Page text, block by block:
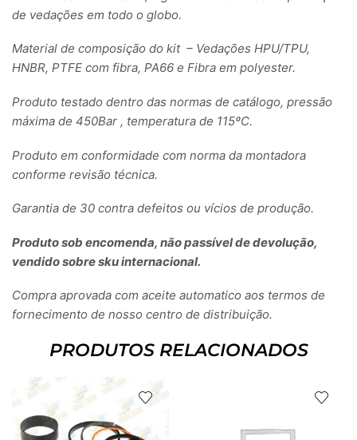
de vedações em todo o globo.
Material de composição do kit – Vedações HPU/TPU,
HNBR, PTFE com fibra, PA66 e Fibra em polyester.
Produto testado dentro das normas de catálogo, pressão
máxima de 450Bar , temperatura de 115ºC.
Produto em conformidade com norma da montadora
conforme revisão técnica.
Garantia de 30 contra defeitos ou vícios de produção.
Produto sob encomenda, não passível de devolução,
vendido sobre sku internacional.
Compra aprovada com aceite automatico aos termos de
fornecimento de nosso centro de distribuição.
PRODUTOS RELACIONADOS